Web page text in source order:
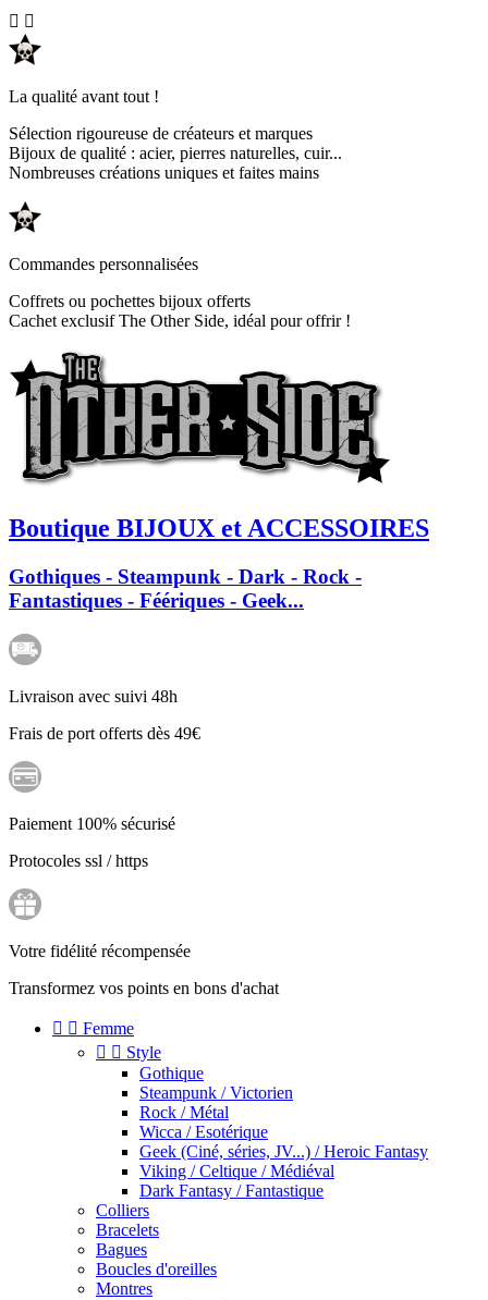
 
La qualité avant tout !
Sélection rigoureuse de créateurs et marques
Bijoux de qualité : acier, pierres naturelles, cuir...
Nombreuses créations uniques et faites mains
Commandes personnalisées
Coffrets ou pochettes bijoux offerts
Cachet exclusif The Other Side, idéal pour offrir !
Boutique BIJOUX et ACCESSOIRES
Gothiques - Steampunk - Dark - Rock -
Fantastiques - Féériques - Geek...
Livraison avec suivi 48h
Frais de port offerts dès 49€
Paiement 100% sécurisé
Protocoles ssl / https
Votre fidélité récompensée
Transformez vos points en bons d'achat
  Femme
  Style
Gothique
Steampunk / Victorien
Rock / Métal
Wicca / Esotérique
Geek (Ciné, séries, JV...) / Heroic Fantasy
Viking / Celtique / Médiéval
Dark Fantasy / Fantastique
Colliers
Bracelets
Bagues
Boucles d'oreilles
Montres